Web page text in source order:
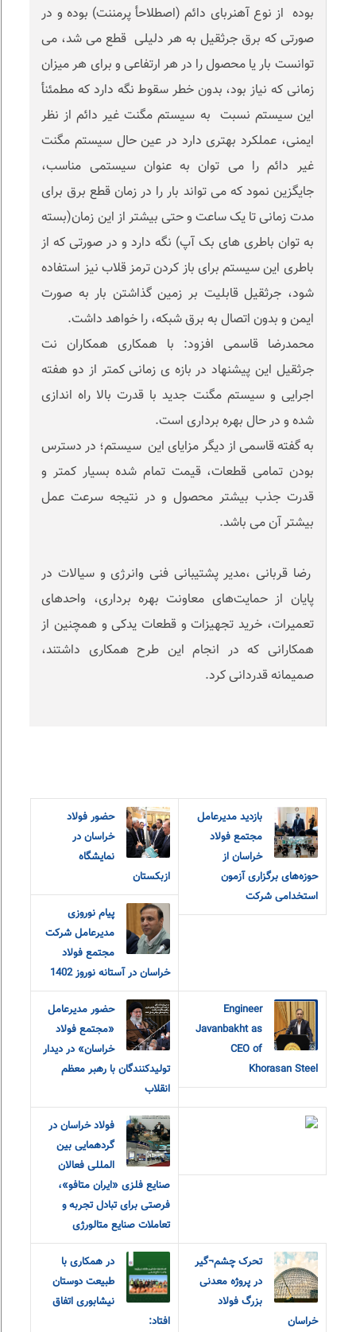
بوده از نوع آهنربای دائم (اصطلاحأ پرمننت) بوده و در
صورتی که برق جرثقیل به هر دلیلی قطع می شد، می
توانست بار یا محصول را در هر ارتفاعی و برای هر میزان
زمانی که نیاز بود، بدون خطر سقوط نگه دارد که مطمئنأ
این سیستم نسبت به سیستم مگنت غیر دائم از نظر
ایمنی، عملکرد بهتری دارد در عین حال سیستم مگنت
غیر دائم را می توان به عنوان سیستمی مناسب،
جایگزین نمود که می تواند بار را در زمان قطع برق برای
مدت زمانی تا یک ساعت و حتی بیشتر از این زمان(بسته
به توان باطری های بک آپ) نگه دارد و در صورتی که از
باطری این سیستم برای باز کردن ترمز قلاب نیز استفاده
شود، جرثقیل قابلیت بر زمین گذاشتن بار به صورت
ایمن و بدون اتصال به برق شبکه، را خواهد داشت.
محمدرضا قاسمی افزود: با همکاری همکاران نت
جرثقیل این پیشنهاد در بازه ی زمانی کمتر از دو هفته
اجرایی و سیستم مگنت جدید با قدرت بالا راه اندازی
شده و در حال بهره برداری است.
به گفته قاسمی از دیگر مزایای این سیستم؛ در دسترس
بودن تمامی قطعات، قیمت تمام شده بسیار کمتر و
قدرت جذب بیشتر محصول و در نتیجه سرعت عمل
بیشتر آن می باشد.
رضا قربانی ،مدیر پشتیبانی فنی وانرژی و سیالات در
پایان از حمایت‌های معاونت بهره برداری، واحدهای
تعمیرات، خرید تجهیزات و قطعات یدکی و همچنین از
همکارانی که در انجام این طرح همکاری داشتند،
صمیمانه قدردانی کرد.
بازدید مدیرعامل
مجتمع فولاد
خراسان از
حوزه‌های برگزاری آزمون
استخدامی شرکت
حضور فولاد
خراسان در
نمایشگاه
ازبکستان
پیام نوروزی
مدیرعامل شرکت
مجتمع فولاد
خراسان در آستانه نوروز 1402
Engineer
Javanbakht as
CEO of
Khorasan Steel
حضور مدیرعامل
«مجتمع فولاد
خراسان» در دیدار
تولیدکنندگان با رهبر معظم
انقلاب
فولاد خراسان در
گردهمایی بین
المللی فعالان
صنایع فلزی «ایران متافو»،
فرصتی برای تبادل تجربه و
تعاملات صنایع متالورژی
تحرک چشم¬گیر
در پروژه معدنی
بزرگ فولاد
خراسان
در همکاری با
طبیعت دوستان
نیشابوری اتفاق
افتاد: